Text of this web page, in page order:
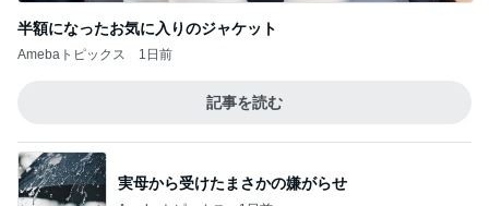
半額になったお気に入りのジャケット
Amebaトピックス 1日前
記事を読む
実母から受けたまさかの嫌がらせ